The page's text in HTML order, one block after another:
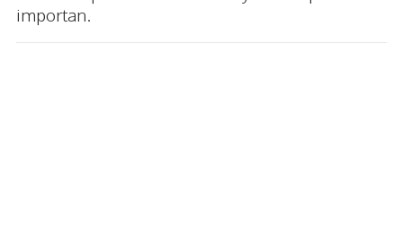
importan.